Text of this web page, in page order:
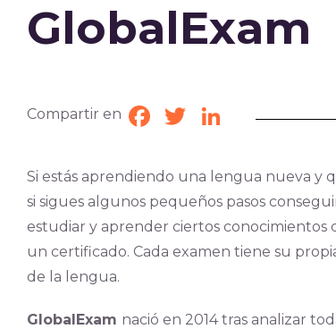
GlobalExam
Compartir en Facebook
TwitterLinkedIn
Si estás aprendiendo una lengua nueva y
si sigues algunos pequeños pasos
estudiar y aprender ciertos
un certificado. Cada examen tiene su
de la lengua.
GlobalExam nació en 2014 tras analizar